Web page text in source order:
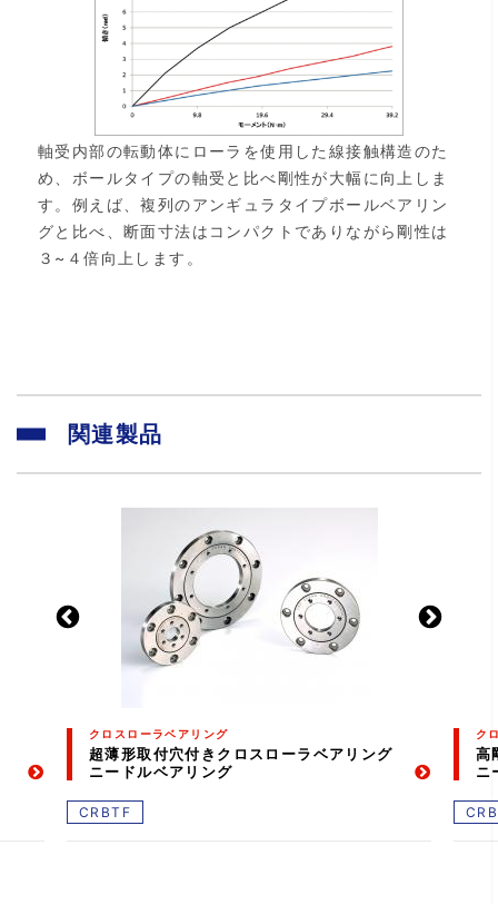
軸受内部の転動体にローラを使用した線接触構造のた
め、ボールタイプの軸受と比べ剛性が大幅に向上しま
す。例えば、複列のアンギュラタイプボールベアリン
グと比べ、断面寸法はコンパクトでありながら剛性は
３~４倍向上します。
関連製品
クロスローラベアリング
超薄形取付穴付きクロスローラベアリング
ニードルベアリング
CRBTF
ク
高
ニ